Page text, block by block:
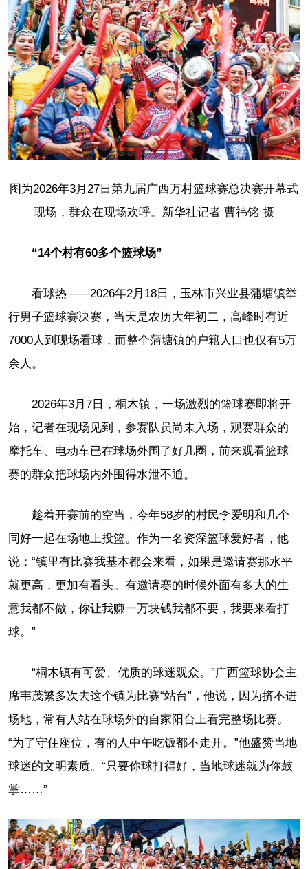
图为2026年3月27日第九届广西万村篮球赛总决赛开幕式
现场，群众在现场欢呼。新华社记者 曹祎铭 摄
“14个村有60多个篮球场”
看球热——2026年2月18日，玉林市兴业县蒲塘镇举
行男子篮球赛决赛，当天是农历大年初二，高峰时有近
7000人到现场看球，而整个蒲塘镇的户籍人口也仅有5万
余人。
2026年3月7日，桐木镇，一场激烈的篮球赛即将开
始，记者在现场见到，参赛队员尚未入场，观赛群众的
摩托车、电动车已在球场外围了好几圈，前来观看篮球
赛的群众把球场内外围得水泄不通。
趁着开赛前的空当，今年58岁的村民李爱明和几个
同好一起在场地上投篮。作为一名资深篮球爱好者，他
说：“镇里有比赛我基本都会来看，如果是邀请赛那水平
就更高，更加有看头。有邀请赛的时候外面有多大的生
意我都不做，你让我赚一万块钱我都不要，我要来看打
球。”
“桐木镇有可爱、优质的球迷观众。”广西篮球协会主
席韦茂繁多次去这个镇为比赛“站台”，他说，因为挤不进
场地，常有人站在球场外的自家阳台上看完整场比赛。
“为了守住座位，有的人中午吃饭都不走开。”他盛赞当地
球迷的文明素质。“只要你球打得好，当地球迷就为你鼓
掌……”